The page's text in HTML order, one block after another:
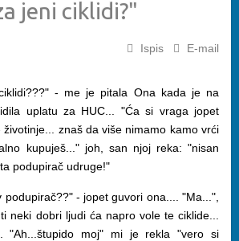
jeni ciklidi?"
Ispis E-mail
- me je pitala Ona kada je na
uplatu za HUC... "Ća si vraga jopet
znaš da više nimamo kamo vrći
kupuješ..." joh, san njoj reka: "nisan
podupirač udruge!"
podupirač??" - jopet guvori ona.... "Ma...",
neki dobri ljudi ća napro vole te ciklide...
"Ah...štupido moj" mi je rekla "vero si